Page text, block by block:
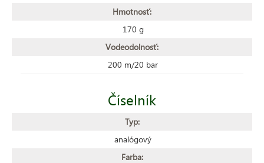
Hmotnosť:
170 g
Vodeodolnosť:
200 m/20 bar
Číselník
Typ:
analógový
Farba: